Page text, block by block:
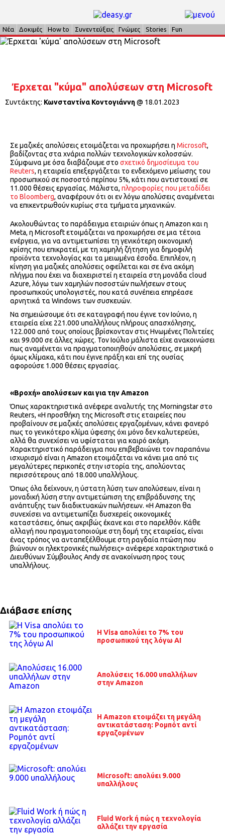
Νέα Δοκιμές How to Συνεντεύξεις Γνώμες Stories Fun
Έρχεται "κύμα" απολύσεων στη Microsoft
Συντάκτης: Κωνσταντίνα Κοντογιάννη@ 18.01.2023
Σε μαζικές απολύσεις ετοιμάζεται να προχωρήσει η Microsoft,
βαδίζοντας στα χνάρια πολλών τεχνολογικών κολοσσών.
Σύμφωνα με όσα διαβάζουμε στο σχετικό δημοσίευμα του
Reuters, η εταιρεία επεξεργάζεται το ενδεχόμενο μείωσης του
προσωπικού σε ποσοστό περίπου 5%, κάτι που αντιστοιχεί σε
11.000 θέσεις εργασίας. Μάλιστα, πληροφορίες που μεταδίδει
το Bloomberg, αναφέρουν ότι οι εν λόγω απολύσεις αναμένεται
να επικεντρωθούν κυρίως στα τμήματα μηχανικών.
Ακολουθώντας το παράδειγμα εταιριών όπως η Amazon και η
Meta, η Microsoft ετοιμάζεται να προχωρήσει σε μια τέτοια
ενέργεια, για να αντιμετωπίσει τη γενικότερη οικονομική
κρίσης που επικρατεί, με τη χαμηλή ζήτηση για δημοφιλή
προϊόντα τεχνολογίας και τα μειωμένα έσοδα. Επιπλέον, η
κίνηση για μαζικές απολύσεις οφείλεται και σε ένα ακόμη
πλήγμα που έχει να διαχειριστεί η εταιρεία στη μονάδα cloud
Azure, λόγω των χαμηλών ποσοστών πωλήσεων στους
προσωπικούς υπολογιστές, που κατά συνέπεια επηρέασε
αρνητικά τα Windows των συσκευών.
Να σημειώσουμε ότι σε καταγραφή που έγινε τον Ιούνιο, η
εταιρεία είχε 221.000 υπαλλήλους πλήρους απασχόλησης,
122.000 από τους οποίους βρίσκονταν στις Ηνωμένες Πολιτείες
και 99.000 σε άλλες χώρες. Τον Ιούλιο μάλιστα είχε ανακοινώσει
πως αναμένεται να πραγματοποιηθούν απολύσεις, σε μικρή
όμως κλίμακα, κάτι που έγινε πράξη και επί της ουσίας
αφορούσε 1.000 θέσεις εργασίας.
«Βροχή» απολύσεων και για την Amazon
Όπως χαρακτηριστικά ανέφερε αναλυτής της Morningstar στο
Reuters, «Η προσθήκη της Microsoft στις εταιρείες που
προβαίνουν σε μαζικές απολύσεις εργαζομένων, κάνει φανερό
πως το γενικότερο κλίμα ύφεσης όχι μόνο δεν καλυτερεύει,
αλλά θα συνεχίσει να υφίσταται για καιρό ακόμη.
Χαρακτηριστικό παράδειγμα που επιβεβαιώνει τον παραπάνω
ισχυρισμό είναι η Amazon ετοιμάζεται να κάνει μια από τις
μεγαλύτερες περικοπές στην ιστορία της, απολύοντας
περισσότερους από 18.000 υπαλλήλους.
Όπως όλα δείχνουν, η ύστατη λύση των απολύσεων, είναι η
μοναδική λύση στην αντιμετώπιση της επιβράδυνσης της
ανάπτυξης των διαδικτυακών πωλήσεων. «Η Amazon θα
συνεχίσει να αντιμετωπίζει δυσχερείς οικονομικές
καταστάσεις, όπως ακριβώς έκανε και στο παρελθόν. Κάθε
αλλαγή που πραγματοποιούμε στη δομή της εταιρείας, είναι
ένας τρόπος να ανταπεξέλθουμε στη ραγδαία πτώση που
βιώνουν οι ηλεκτρονικές πωλήσεις» ανέφερε χαρακτηριστικά ο
Διευθύνων Σύμβουλος Andy σε ανακοίνωση προς τους
υπαλλήλους.
Διάβασε επίσης
H Visa απολύει το 7% του
προσωπικού της λόγω ΑΙ
Απολύσεις 16.000 υπαλλήλων
στην Amazon
Η Amazon ετοιμάζει τη μεγάλη
αντικατάσταση: Ρομπότ αντί
εργαζομένων
Microsoft: απολύει 9.000
υπαλλήλους
Fluid Work ή πώς η τεχνολογία
αλλάζει την εργασία